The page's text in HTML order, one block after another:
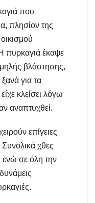
που
πλησίον της
πυρκαγιά έκαψε
βλάστησης,
για τα
κλείσει λόγω
αναπτυχθεί.
επίγειες
χθες
ενώ σε όλη την